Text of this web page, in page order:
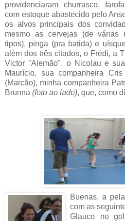
providenciaram churrasco,
com estoque abastecido pelo
os alvos principais dos
mesmo as cervejas (de várias
tipos), pinga (pra batida) e
além dos três citados, o Frédi, a
Victor "Alemão", o Nicolau e
Maurício, sua companheira
(Marcão), minha companheira
Brunna (foto ao lado), que, como
Buenas, a
com as
Glauco no